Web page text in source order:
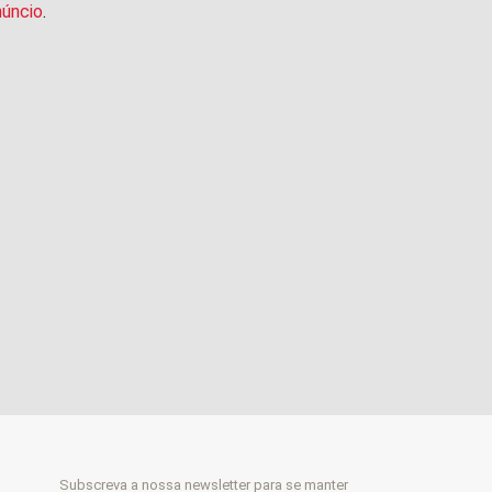
.
Subscreva a nossa newsletter para se manter